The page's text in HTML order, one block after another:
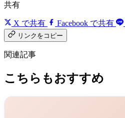
共有
X で共有 Facebook で共有
リンクをコピー
関連記事
こちらもおすすめ